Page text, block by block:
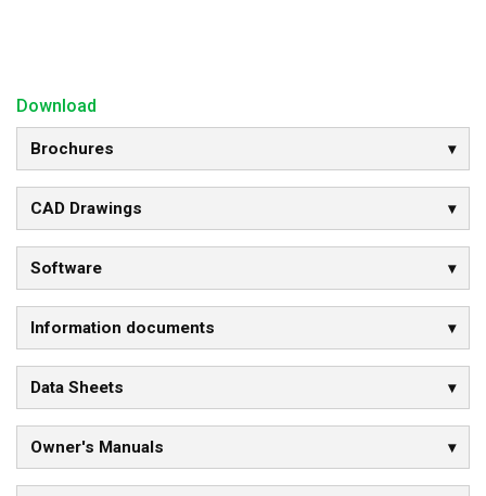
Download
Brochures
CAD Drawings
Software
Information documents
Data Sheets
Owner's Manuals